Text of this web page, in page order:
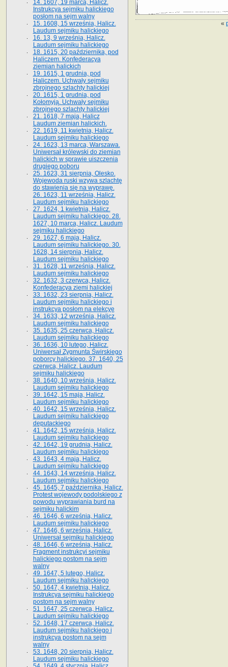
«
14. 1607, 19 marca, Halicz.
Instrukcya sejmiku halickiego
posłom na sejm walny
15. 1608, 15 września, Halicz.
Laudum sejmiku halickiego
16. 13, 9 września, Halicz.
Laudum sejmiku halickiego
18. 1615, 20 października, pod
Haliczem. Konfederacya
ziemian halickich
19. 1615, 1 grudnia, pod
Haliczem. Uchwały sejmiku
zbrojnego szlachty halickiej
20. 1615, 1 grudnia, pod
Kołomyją. Uchwały sejmiku
zbrojnego szlachty halickiej
21. 1618, 7 maja, Halicz
Laudum ziemian halickich.
22. 1619, 11 kwietnia, Halicz.
Laudum sejmiku halickiego
24. 1623, 13 marca, Warszawa.
Uniwersał królewski do ziemian
halickich w sprawie uiszczenia
drugiego poboru
25. 1623, 31 sierpnia, Olesko.
Wojewoda ruski wzywa szlachtę
do stawienia się na wyprawę.
26. 1623, 11 września, Halicz.
Laudum sejmiku halickiego
27. 1624, 1 kwietnia, Halicz.
Laudum sejmiku halickiego. 28.
1627, 10 marca, Halicz. Laudum
sejmiku halickiego
29. 1627, 6 maja, Halicz.
Laudum sejmiku halickiego. 30.
1628, 14 sierpnia, Halicz.
Laudum sejmiku halickiego
31. 1628, 11 września, Halicz.
Laudum sejmiku halickiego
32. 1632, 3 czerwca, Halicz.
Konfederacya ziemi halickiej
33. 1632, 23 sierpnia, Halicz.
Laudum sejmiku halickiego i
instrukcya posłom na elekcyę
34. 1633, 12 września, Halicz.
Laudum sejmiku halickiego
35. 1635, 25 czerwca, Halicz.
Laudum sejmiku halickiego
36. 1636, 10 lutego, Halicz.
Uniwersał Zygmunta Świrskiego
poborcy halickiego. 37. 1640, 25
czerwca, Halicz. Laudum
sejmiku halickiego
38. 1640, 10 września, Halicz.
Laudum sejmiku halickiego
39. 1642, 15 maja, Halicz.
Laudum sejmiku halickiego
40. 1642, 15 września, Halicz.
Laudum sejmiku halickiego
deputackiego
41. 1642, 15 września, Halicz.
Laudum sejmiku halickiego
42. 1642, 19 grudnia, Halicz.
Laudum sejmiku halickiego
43. 1643, 4 maja, Halicz.
Laudum sejmiku halickiego
44. 1643, 14 września, Halicz.
Laudum sejmiku halickiego
45. 1645, 7 października, Halicz.
Protest wojewody podolskiego z
powodu wyprawiania burd na
sejmiku halickim
46. 1646, 6 września, Halicz.
Laudum sejmiku halickiego
47. 1646, 6 września, Halicz.
Uniwersał sejmiku halickiego
48. 1646, 6 września, Halicz.
Fragment instrukcyi sejmiku
halickiego postom na sejm
walny
49. 1647, 5 lutego, Halicz.
Laudum sejmiku halickiego
50. 1647, 4 kwietnia, Halicz.
Instrukcya sejmiku halickiego
postom na sejm walny
51. 1647, 25 czerwca, Halicz.
Laudum sejmiku halickiego
52. 1648, 17 czerwca, Halicz.
Laudum sejmiku halickiego i
instrukcya postom na sejm
walny
53. 1648, 20 sierpnia, Halicz.
Laudum sejmiku halickiego